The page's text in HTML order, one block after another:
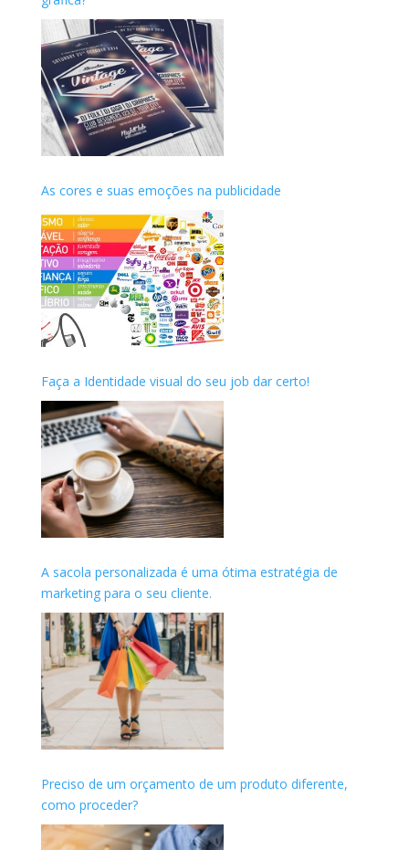
As cores e suas emoções na publicidade
Faça a Identidade visual do seu job dar certo!
A sacola personalizada é uma ótima estratégia de
marketing para o seu cliente.
Preciso de um orçamento de um produto diferente,
como proceder?